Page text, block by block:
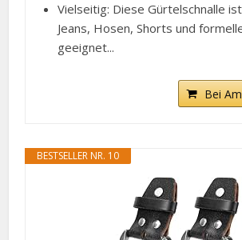
Vielseitig: Diese Gürtelschnalle
Jeans, Hosen, Shorts und
geeignet...
Bei
BESTSELLER NR. 10